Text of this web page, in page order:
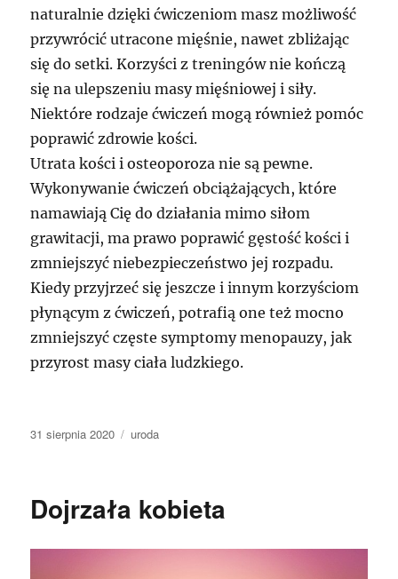
naturalnie dzięki ćwiczeniom masz możliwość
przywrócić utracone mięśnie, nawet zbliżając
się do setki. Korzyści z treningów nie kończą
się na ulepszeniu masy mięśniowej i siły.
Niektóre rodzaje ćwiczeń mogą również pomóc
poprawić zdrowie kości.
Utrata kości i osteoporoza nie są pewne.
Wykonywanie ćwiczeń obciążających, które
namawiają Cię do działania mimo siłom
grawitacji, ma prawo poprawić gęstość kości i
zmniejszyć niebezpieczeństwo jej rozpadu.
Kiedy przyjrzeć się jeszcze i innym korzyściom
płynącym z ćwiczeń, potrafią one też mocno
zmniejszyć częste symptomy menopauzy, jak
przyrost masy ciała ludzkiego.
Data
31 sierpnia 2020 Kategorie
uroda
Dojrzała kobieta